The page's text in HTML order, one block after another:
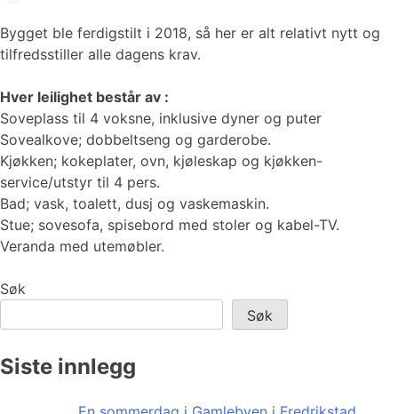
Bygget ble ferdigstilt i 2018, så her er alt relativt nytt og
tilfredsstiller alle dagens krav.
Hver leilighet består av :
Soveplass til 4 voksne, inklusive dyner og puter
Sovealkove; dobbeltseng og garderobe.
Kjøkken; kokeplater, ovn, kjøleskap og kjøkken-
service/utstyr til 4 pers.
Bad; vask, toalett, dusj og vaskemaskin.
Stue; sovesofa, spisebord med stoler og kabel-TV.
Veranda med utemøbler.
Søk
Søk
Siste innlegg